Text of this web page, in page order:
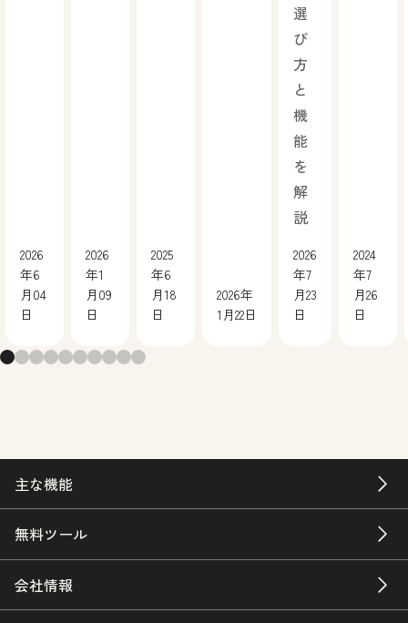
2026
年6
月04
日
2026
年1
月09
日
2025
年6
月18
日
2026年
1月22日
選
び
方
と
機
能
を
解
説
2026
年7
月23
日
2024
年7
月26
日
主な機能
無料ツール
会社情報